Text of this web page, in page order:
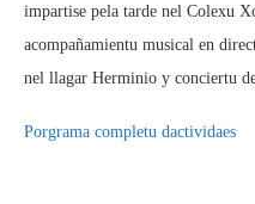
impartise pela tarde nel Colexu
acompañamientu musical en
nel llagar Herminio y conciertu
Porgrama completu dactividaes